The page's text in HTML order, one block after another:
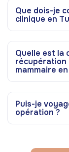
Que dois-je
clinique en
Quelle est la
récupération
mammaire
Puis-je
opération ?